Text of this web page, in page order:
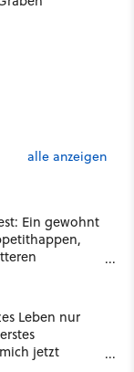
alle anzeigen
Ein gewohnt
Leben nur
jetzt